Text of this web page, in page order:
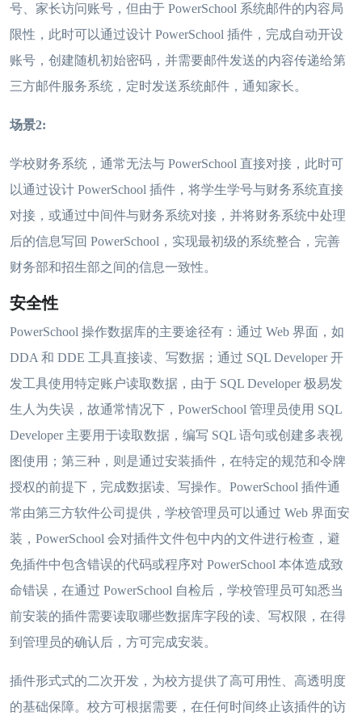
号、家长访问账号，但由于 PowerSchool 系统邮件的内容局
限性，此时可以通过设计 PowerSchool 插件，完成自动开设
账号，创建随机初始密码，并需要邮件发送的内容传递给第
三方邮件服务系统，定时发送系统邮件，通知家长。
场景2:
学校财务系统，通常无法与 PowerSchool 直接对接，此时可
以通过设计 PowerSchool 插件，将学生学号与财务系统直接
对接，或通过中间件与财务系统对接，并将财务系统中处理
后的信息写回 PowerSchool，实现最初级的系统整合，完善
财务部和招生部之间的信息一致性。
安全性
PowerSchool 操作数据库的主要途径有：通过 Web 界面，如
DDA 和 DDE 工具直接读、写数据；通过 SQL Developer 开
发工具使用特定账户读取数据，由于 SQL Developer 极易发
生人为失误，故通常情况下，PowerSchool 管理员使用 SQL
Developer 主要用于读取数据，编写 SQL 语句或创建多表视
图使用；第三种，则是通过安装插件，在特定的规范和令牌
授权的前提下，完成数据读、写操作。PowerSchool 插件通
常由第三方软件公司提供，学校管理员可以通过 Web 界面安
装，PowerSchool 会对插件文件包中内的文件进行检查，避
免插件中包含错误的代码或程序对 PowerSchool 本体造成致
命错误，在通过 PowerSchool 自检后，学校管理员可知悉当
前安装的插件需要读取哪些数据库字段的读、写权限，在得
到管理员的确认后，方可完成安装。
插件形式式的二次开发，为校方提供了高可用性、高透明度
的基础保障。校方可根据需要，在任何时间终止该插件的访